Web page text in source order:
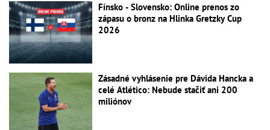
Fínsko - Slovensko: Online prenos zo
zápasu o bronz na Hlinka Gretzky Cup
2026
Zásadné vyhlásenie pre Dávida Hancka a
celé Atlético: Nebude stačiť ani 200
miliónov